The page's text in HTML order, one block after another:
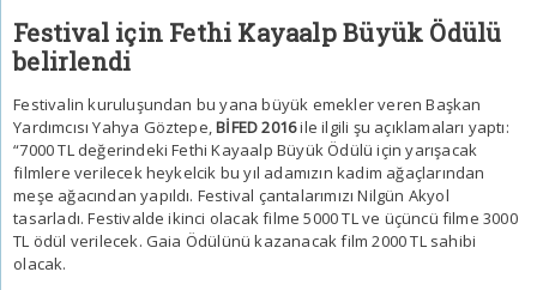
Festival için Fethi Kayaalp Büyük Ödülü
belirlendi
Festivalin kuruluşundan bu yana büyük emekler veren Başkan
Yardımcısı Yahya Göztepe,BİFED 2016ile ilgili şu açıklamaları yaptı:
“7000 TL değerindeki Fethi Kayaalp Büyük Ödülü için yarışacak
filmlere verilecek heykelcik bu yıl adamızın kadim ağaçlarından
meşe ağacından yapıldı. Festival çantalarımızı Nilgün Akyol
tasarladı. Festivalde ikinci olacak filme 5000 TL ve üçüncü filme 3000
TL ödül verilecek. Gaia Ödülünü kazanacak film 2000 TL sahibi
olacak.